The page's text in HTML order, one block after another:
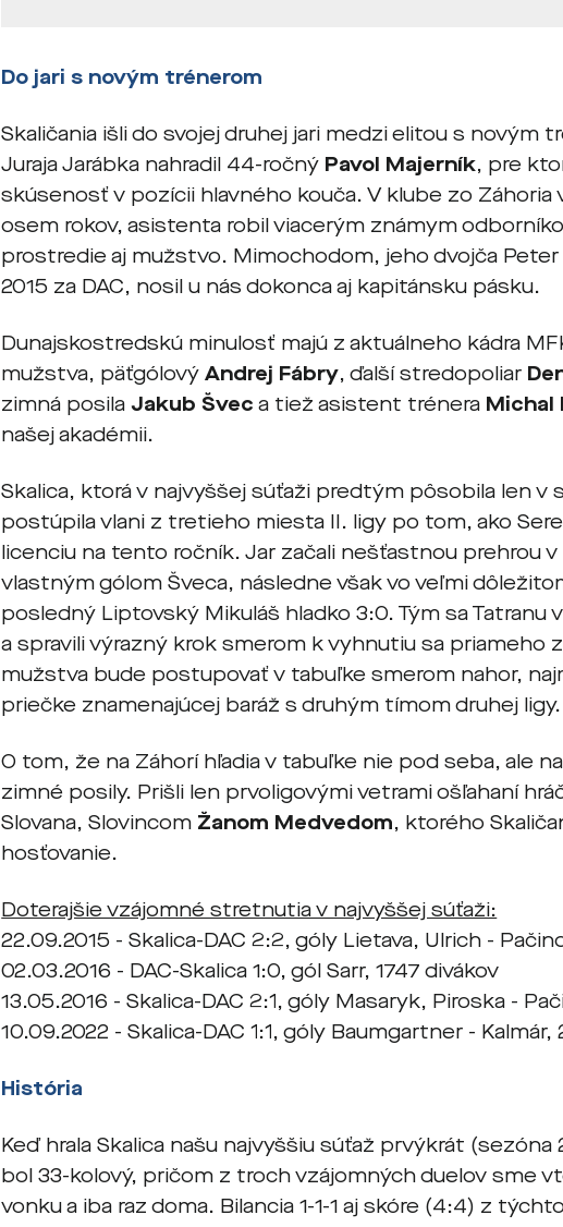
Do jari s novým trénerom
Skaličania išli do svojej druhej jari medzi elitou s novým
Juraja Jarábka nahradil 44-ročný Pavol Majerník, pre
skúsenosť v pozícii hlavného kouča. V klube zo Záhoria
osem rokov, asistenta robil viacerým známym
prostredie aj mužstvo. Mimochodom, jeho dvojča Peter
2015 za DAC, nosil u nás dokonca aj kapitánsku pásku.
Dunajskostredskú minulosť majú z aktuálneho kádra
mužstva, päťgólovýAndrej Fábry, ďalší stredopoliar
zimná posilaJakub Švec a tiež asistent trénera Michal
našej akadémii.
Skalica, ktorá v najvyššej súťaži predtým pôsobila len v
postúpila vlani z tretieho miesta II. ligy po tom, ako
licenciu na tento ročník. Jar začali nešťastnou prehrou
vlastným gólom Šveca, následne však vo veľmi
posledný Liptovský Mikuláš hladko 3:0. Tým sa Tatranu
a spravili výrazný krok smerom k vyhnutiu sa priameho
mužstva bude postupovať v tabuľke smerom nahor,
priečke znamenajúcej baráž s druhým tímom druhej ligy.
O tom, že na Záhorí hľadia v tabuľke nie pod seba, ale
zimné posily. Prišli len prvoligovými vetrami ošľahaní
Slovana, Slovincom Žanom Medvedom, ktorého
hosťovanie.
Doterajšie vzájomné stretnutia v najvyššej súťaži:
22.09.2015 - Skalica-DAC 2:2, góly Lietava, Ulrich -
02.03.2016 - DAC-Skalica 1:0, gól Sarr, 1747 divákov
13.05.2016 - Skalica-DAC 2:1, góly Masaryk, Piroska -
10.09.2022 - Skalica-DAC 1:1, góly Baumgartner -
História
Keď hrala Skalica našu najvyššiu súťaž prvýkrát
bol 33-kolový, pričom z troch vzájomných duelov sme
vonku a iba raz doma. Bilancia 1-1-1 aj skóre (4:4) z